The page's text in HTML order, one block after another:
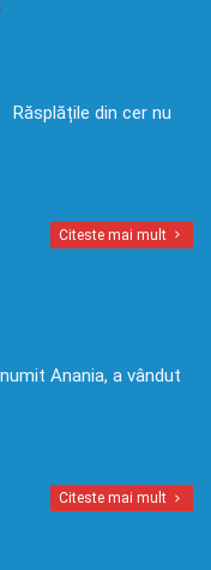
Răsplățile din cer nu
Citeste mai mult
numit Anania, a vândut
Citeste mai mult